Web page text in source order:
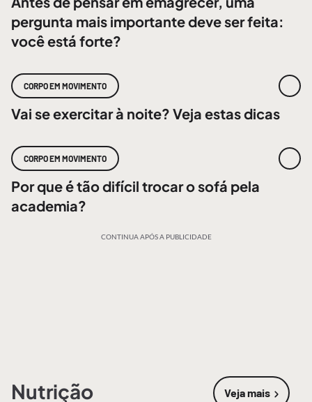
pergunta mais importante deve ser feita:
você está forte?
CORPO EM MOVIMENTO
Vai se exercitar à noite? Veja estas dicas
CORPO EM MOVIMENTO
Por que é tão difícil trocar o sofá pela
academia?
CONTINUA APÓS A PUBLICIDADE
Nutrição Veja mais
sobre